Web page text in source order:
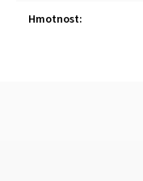
Hmotnost: